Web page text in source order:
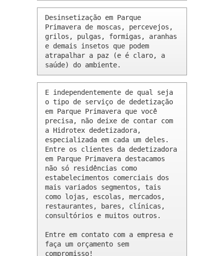
Desinsetização em Parque
Primavera de moscas, percevejos,
grilos, pulgas, formigas, aranhas
e demais insetos que podem
atrapalhar a paz (e é claro, a
saúde) do ambiente.
E independentemente de qual seja
o tipo de serviço de dedetização
em Parque Primavera que você
precisa, não deixe de contar com
a Hidrotex dedetizadora,
especializada em cada um deles.
Entre os clientes da dedetizadora
em Parque Primavera destacamos
não só residências como
estabelecimentos comerciais dos
mais variados segmentos, tais
como lojas, escolas, mercados,
restaurantes, bares, clínicas,
consultórios e muitos outros.
Entre em contato com a empresa e
faça um orçamento sem
compromisso!